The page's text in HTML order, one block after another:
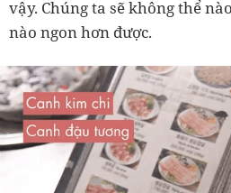
vậy. Chúng ta sẽ không thể
nào ngon hơn được.